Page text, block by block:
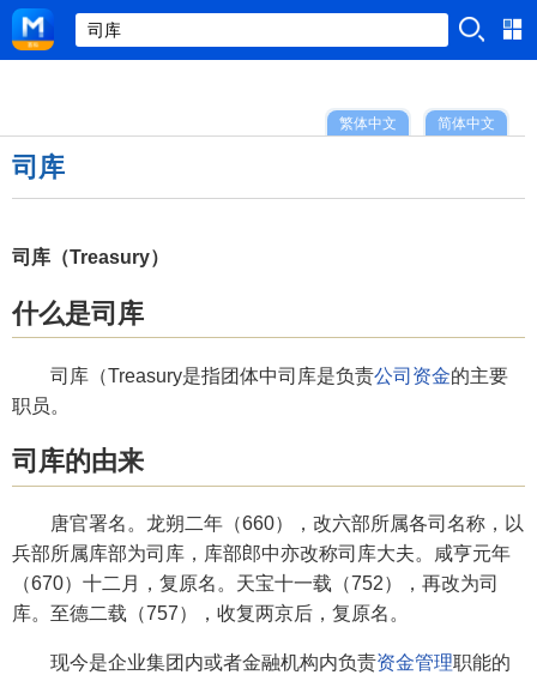
简体中文
繁体中文
司库
司库（Treasury）
什么是司库
司库（Treasury是指团体中司库是负责公司 资金的主要
职员。
司库的由来
唐官署名。龙朔二年（660），改六部所属各司名称，以
兵部所属库部为司库，库部郎中亦改称司库大夫。咸亨元年
（670）十二月，复原名。天宝十一载（752），再改为司
库。至德二载（757），收复两京后，复原名。
现今是企业集团内或者金融机构内负责资金管理职能的